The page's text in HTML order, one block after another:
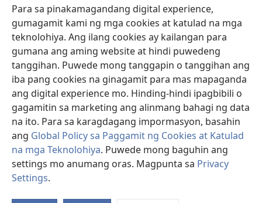
Para sa pinakamagandang digital experience,
gumagamit kami ng mga cookies at katulad na mga
teknolohiya. Ang ilang cookies ay kailangan para
gumana ang aming website at hindi puwedeng
tanggihan. Puwede mong tanggapin o tanggihan ang
iba pang cookies na ginagamit para mas mapaganda
ang digital experience mo. Hinding-hindi ipagbibili o
gagamitin sa marketing ang alinmang bahagi ng data
na ito. Para sa karagdagang impormasyon, basahin
ang Global Policy sa Paggamit ng Cookies at Katulad
na mga Teknolohiya. Puwede mong baguhin ang
settings mo anumang oras. Magpunta sa Privacy
Settings.
(may
na
bagong
window)
Watchtower ONLINE LIBRARY™
(may
bubukas
na
bagong
window)
JW Hub ®
(may
bubukas
bagong
window)
JW Library ®
Watchtower Library®
Copyright
KASUNDUAN SA PAGGAMIT